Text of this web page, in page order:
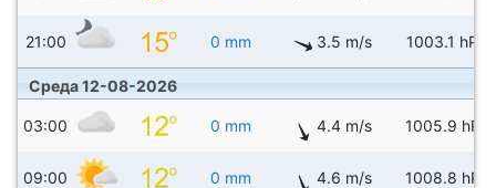
21:00 0 mm 3.5 m/s 1003.1 hPa
Среда 12-08-2026
03:00 0 mm 4.4 m/s 1005.9 hPa
09:00 0 mm 4.6 m/s 1008.8 hPa